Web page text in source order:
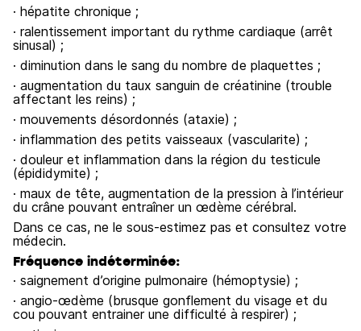
· hépatite chronique ;
· ralentissement important du rythme cardiaque (arrêt
sinusal) ;
· diminution dans le sang du nombre de plaquettes ;
· augmentation du taux sanguin de créatinine (trouble
affectant les reins) ;
· mouvements désordonnés (ataxie) ;
· inflammation des petits vaisseaux (vascularite) ;
· douleur et inflammation dans la région du testicule
(épididymite) ;
· maux de tête, augmentation de la pression à l’intérieur
du crâne pouvant entraîner un œdème cérébral.
Dans ce cas, ne le sous-estimez pas et consultez votre
médecin.
Fréquence indéterminée:
· saignement d’origine pulmonaire (hémoptysie) ;
· angio-œdème (brusque gonflement du visage et du
cou pouvant entrainer une difficulté à respirer) ;